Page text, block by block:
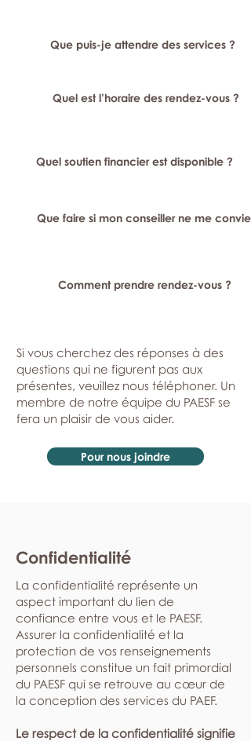
Que puis-je attendre des services ?
Quel est l’horaire des rendez-vous ?
Quel soutien financier est disponible ?
Que faire si mon conseiller ne me
Comment prendre rendez-vous ?
Si vous cherchez des réponses à des
questions qui ne figurent pas aux
présentes, veuillez nous téléphoner. Un
membre de notre équipe du PAESF se
fera un plaisir de vous aider.
Pour nous joindre
Confidentialité
La confidentialité représente un
aspect important du lien de
confiance entre vous et le PAESF.
Assurer la confidentialité et la
protection de vos renseignements
personnels constitue un fait primordial
du PAESF qui se retrouve au cœur de
la conception des services du PAEF.
Le respect de la confidentialité signifie